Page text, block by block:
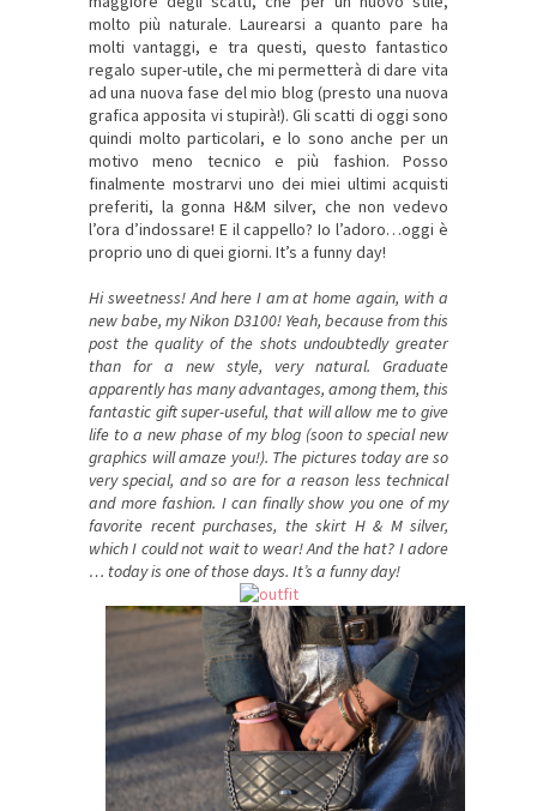
molto più naturale. Laurearsi a quanto pare ha
molti vantaggi, e tra questi, questo fantastico
regalo super-utile, che mi permetterà di dare vita
ad una nuova fase del mio blog (presto una nuova
grafica apposita vi stupirà!). Gli scatti di oggi sono
quindi molto particolari, e lo sono anche per un
motivo meno tecnico e più fashion. Posso
finalmente mostrarvi uno dei miei ultimi acquisti
preferiti, la gonna H&M silver, che non vedevo
l’ora d’indossare! E il cappello? Io l’adoro…oggi è
proprio uno di quei giorni. It’s a funny day!
Hi sweetness!And here I am at home again, with a
new babe, my Nikon D3100! Yeah, becausefrom this
post the quality of the shots undoubtedly greater
than for a
new style, very natural. Graduate
apparentlyhas many advantages, among them, this
fantastic gift super-useful, that will allow me to give
life to a new phase of my blog (soon to special new
graphics will amaze you!). The pictures today areso
very special, and so are for a reason less technical
and more fashion. I can finally show you one of my
favorite recent purchases, the skirt H & M silver,
whichI could not wait to wear!And thehat? I adore
… today is one of those days. It’s a funny day!